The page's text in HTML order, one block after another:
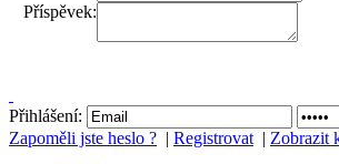
Příspěvek:
Přihlášení:
Zapoměli jste heslo ? | Registrovat | Zobrazit